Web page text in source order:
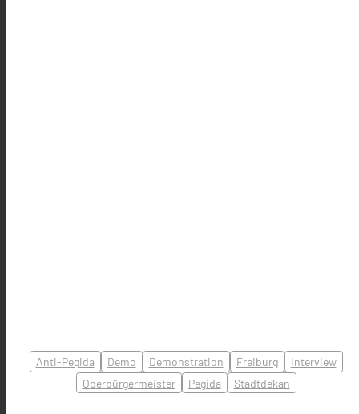
Anti-Pegida Demo Demonstration Freiburg
Interview
Oberbürgermeister
Pegida Stadtdekan